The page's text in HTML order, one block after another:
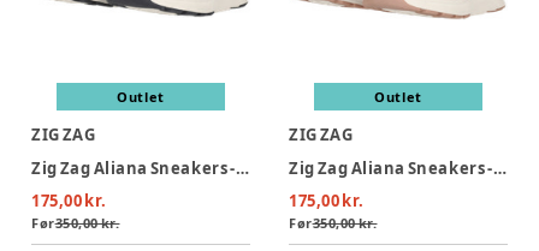
Outlet
ZIG ZAG
Zig Zag Aliana Sneakers - Baritone Blue
175,00 kr.
Før350,00 kr.
Outlet
ZIG ZAG
Zig Zag Aliana Sneakers - Woodrose
175,00 kr.
Før350,00 kr.